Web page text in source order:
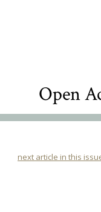
Open
next article in this